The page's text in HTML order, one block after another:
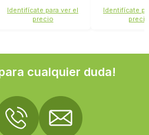
Identifícate para ver el
precio
Identifícate
precio
cualquier duda!